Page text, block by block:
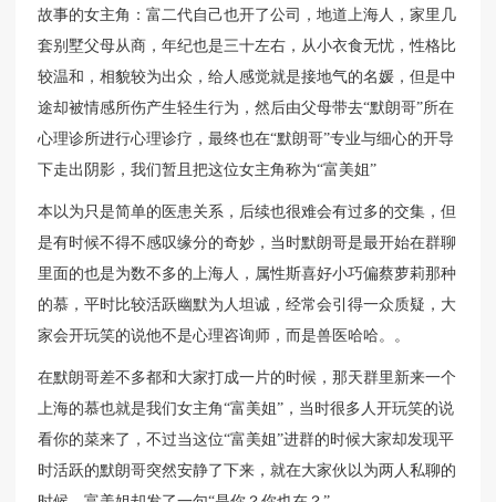
故事的女主角：富二代自己也开了公司，地道上海人，家里几
套别墅父母从商，年纪也是三十左右，从小衣食无忧，性格比
较温和，相貌较为出众，给人感觉就是接地气的名媛，但是中
途却被情感所伤产生轻生行为，然后由父母带去“默朗哥”所在
心理诊所进行心理诊疗，最终也在“默朗哥”专业与细心的开导
下走出阴影，我们暂且把这位女主角称为“富美姐”
本以为只是简单的医患关系，后续也很难会有过多的交集，但
是有时候不得不感叹缘分的奇妙，当时默朗哥是最开始在群聊
里面的也是为数不多的上海人，属性斯喜好小巧偏蔡萝莉那种
的慕，平时比较活跃幽默为人坦诚，经常会引得一众质疑，大
家会开玩笑的说他不是心理咨询师，而是兽医哈哈。。
在默朗哥差不多都和大家打成一片的时候，那天群里新来一个
上海的慕也就是我们女主角“富美姐”，当时很多人开玩笑的说
看你的菜来了，不过当这位“富美姐”进群的时候大家却发现平
时活跃的默朗哥突然安静了下来，就在大家伙以为两人私聊的